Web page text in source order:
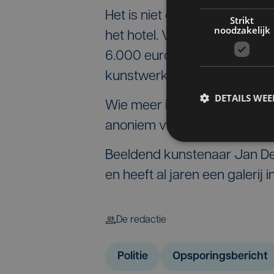
Het is niet de eerste keer
het hotel. Vorig jaar ging
6.000 euro. Volgens de
kunstwerken waard zijn.
Wie meer informatie heeft
anoniem via 0800-7000.
Beeldend kunstenaar Jan
en heeft al jaren een galerij
De redactie
Politie Opsporingsbericht
Strikt
noodzakelijk
DETAILS